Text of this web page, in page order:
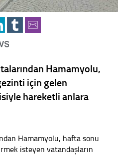
Hamamyolu,
için gelen
hareketli anlara
Hamamyolu, hafta sonu
isteyen vatandaşların